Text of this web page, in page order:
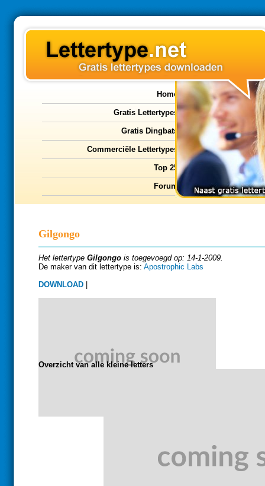
Home
Gratis Lettertypes
Gratis Dingbats
Commerciële Lettertypes
Top 25
Forum
Gilgongo
Het lettertype Gilgongo is toegevoegd op: 14-1-2009.
De maker van dit lettertype is: Apostrophic Labs
DOWNLOAD
Overzicht van alle kleine letters